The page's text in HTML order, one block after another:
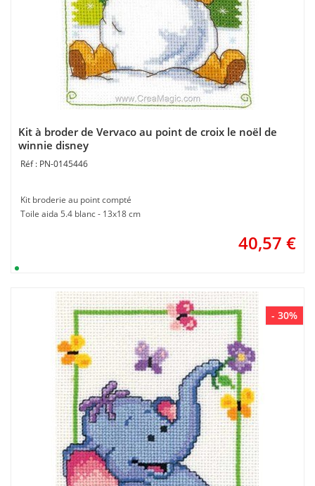
Kit à broder de Vervaco au point de croix le noël de
winnie disney
PN-0145446
Kit broderie au point compté
Toile aida 5.4 blanc - 13x18 cm
40,57 €
- 30%